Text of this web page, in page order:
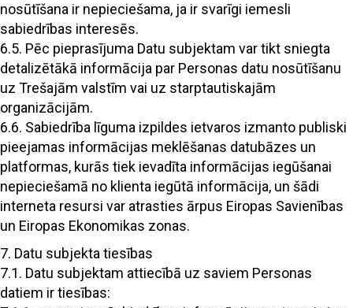
nosūtīšana ir nepieciešama, ja ir svarīgi iemesli
sabiedrības interesēs.
6.5. Pēc pieprasījuma Datu subjektam var tikt sniegta
detalizētākā informācija par Personas datu nosūtīšanu
uz Trešajām valstīm vai uz starptautiskajām
organizācijām.
6.6. Sabiedrība līguma izpildes ietvaros izmanto publiski
pieejamas informācijas meklēšanas datubāzes un
platformas, kurās tiek ievadīta informācijas iegūšanai
nepieciešamā no klienta iegūtā informācija, un šādi
interneta resursi var atrasties ārpus Eiropas Savienības
un Eiropas Ekonomikas zonas.
7. Datu subjekta tiesības
7.1. Datu subjektam attiecībā uz saviem Personas
datiem ir tiesības: